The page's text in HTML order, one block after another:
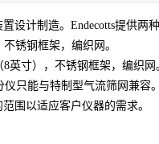
设计制造。Endecotts提供两
锈钢框架，编织网。
英寸），不锈钢框架，编织网
仪只能与特制型气流筛网兼容
围以适应客户仪器的需求。